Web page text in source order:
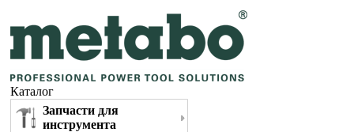
Каталог
Запчасти для
инструмента